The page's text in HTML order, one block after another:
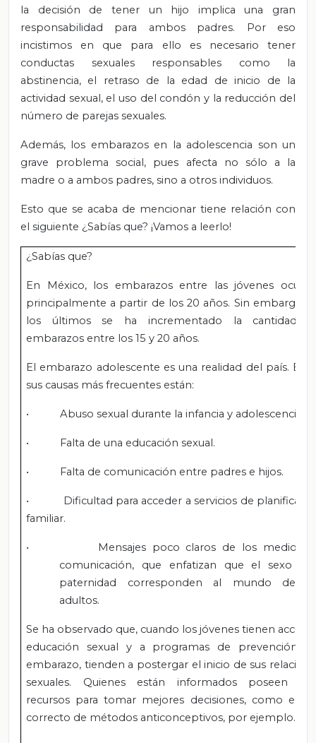
la decisión de tener un hijo implica una gran
responsabilidad para ambos padres. Por eso
incistimos en que para ello es necesario tener
conductas sexuales responsables como la
abstinencia, el retraso de la edad de inicio de la
actividad sexual, el uso del condón y la reducción del
número de parejas sexuales.
Además, los embarazos en la adolescencia son un
grave problema social, pues afecta no sólo a la
madre o a ambos padres, sino a otros individuos.
Esto que se acaba de mencionar tiene relación con
el siguiente ¿Sabías que? ¡Vamos a leerlo!
¿Sabías que?
En México, los embarazos entre las jóvenes
principalmente a partir de los 20 años. Sin embargo,
los últimos se ha incrementado la cantidad
embarazos entre los 15 y 20 años.
El embarazo adolescente es una realidad del país.
sus causas más frecuentes están:
• Abuso sexual durante la infancia y adolescencia.
• Falta de una educación sexual.
• Falta de comunicación entre padres e hijos.
• Dificultad para acceder a servicios de
familiar.
• Mensajes poco claros de los medios
comunicación, que enfatizan que el sexo y
paternidad corresponden al mundo de
adultos.
Se ha observado que, cuando los jóvenes tienen acceso
educación sexual y a programas de prevención
embarazo, tienden a postergar el inicio de sus
sexuales. Quienes están informados poseen
recursos para tomar mejores decisiones, como el
correcto de métodos anticonceptivos, por ejemplo.